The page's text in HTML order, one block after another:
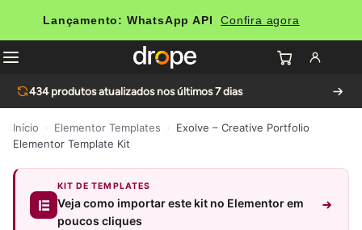
Lançamento: WhatsApp API Confira agora
434produtos atualizados nos últimos 7 dias
Início Elementor Templates
Exolve – Creative Portfolio
Elementor Template Kit
KIT DE TEMPLATES
Veja como importar este kit no Elementor em
poucos cliques